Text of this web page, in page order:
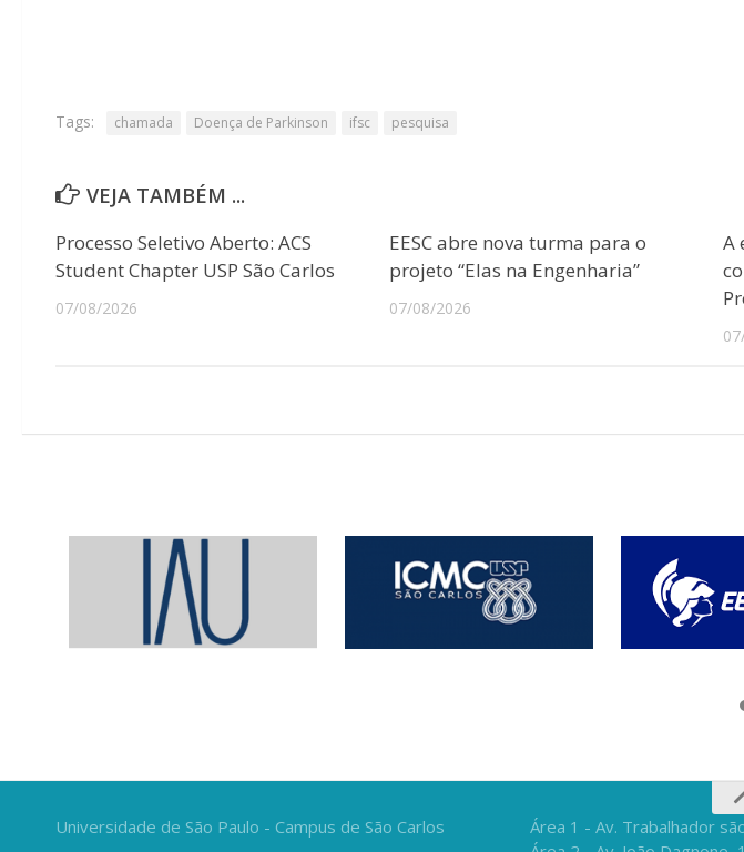
Tags: chamada Doença de Parkinson ifsc pesquisa
VEJA TAMBÉM ...
Processo Seletivo Aberto: ACS
Student Chapter USP São Carlos
07/08/2026
EESC abre nova turma para o
projeto “Elas na Engenharia”
07/08/2026
A
Universidade de São Paulo - Campus de São Carlos
Área 1 - Av. Trabalhador